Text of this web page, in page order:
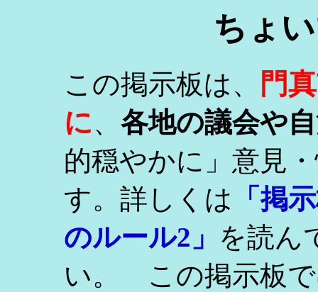
ちょ
この掲示板は、
門
に、 各地の議会や
的穏やかに」意見
す。詳しくは
「掲
のルール2」 を読ん
い。 この掲示板で